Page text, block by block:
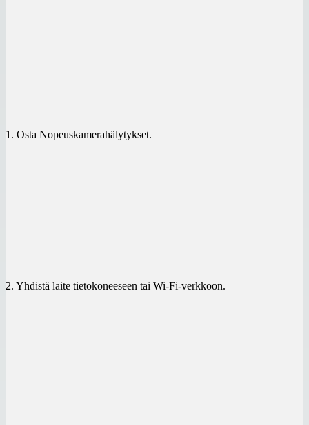
1. Osta Nopeuskamerahälytykset.
2. Yhdistä laite tietokoneeseen tai Wi-Fi-verkkoon.